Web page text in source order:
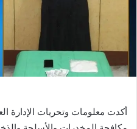
أكدت معلومات وتحريات الإدارة